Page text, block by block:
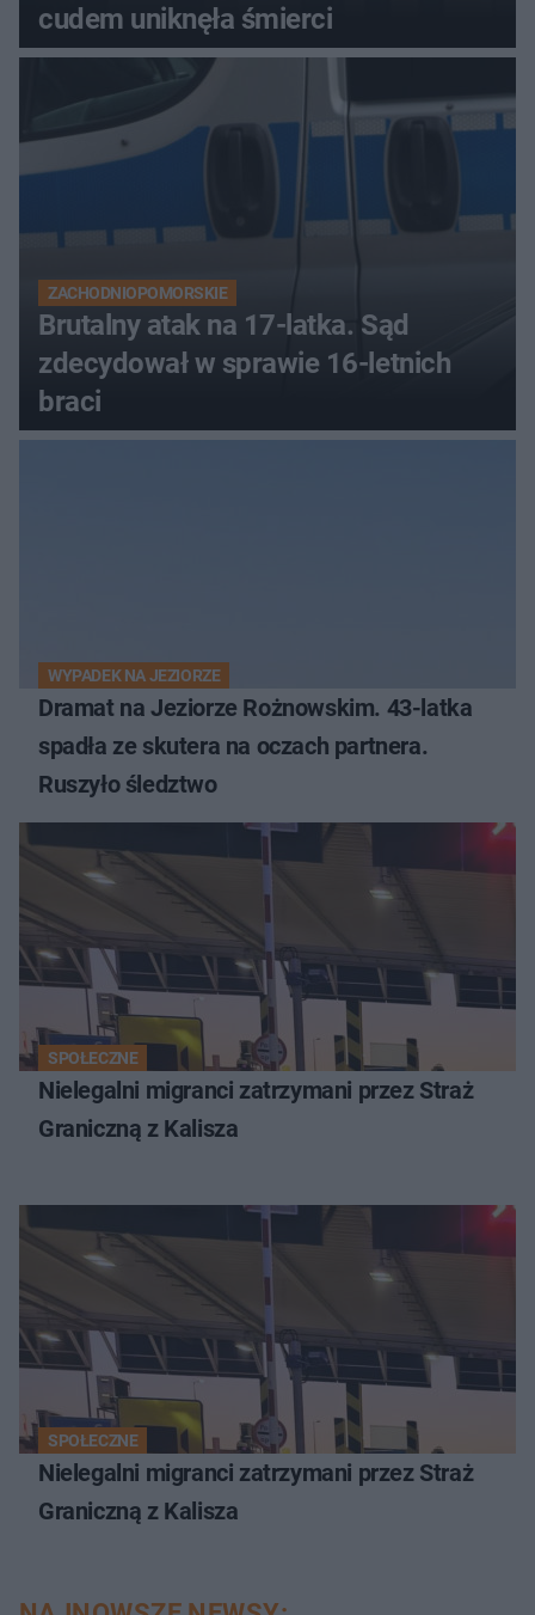
cudem uniknęła śmierci
ZACHODNIOPOMORSKIE
Brutalny atak na 17-latka. Sąd
zdecydował w sprawie 16-letnich
braci
WYPADEK NA JEZIORZE
Dramat na Jeziorze Rożnowskim. 43-latka
spadła ze skutera na oczach partnera.
Ruszyło śledztwo
SPOŁECZNE
Nielegalni migranci zatrzymani przez Straż
Graniczną z Kalisza
SPOŁECZNE
Nielegalni migranci zatrzymani przez Straż
Graniczną z Kalisza